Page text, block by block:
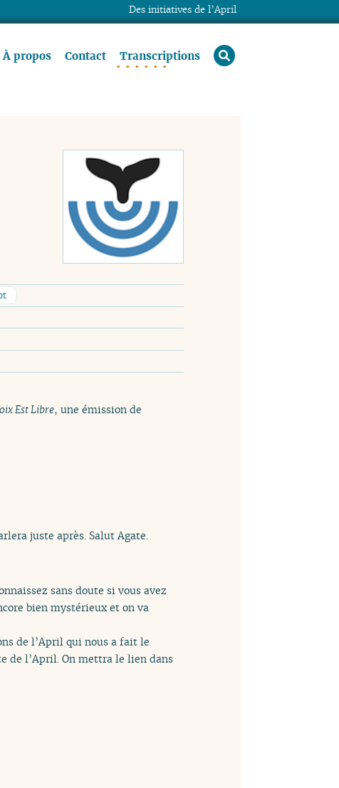
À propos Contact Transcriptions rechercher
Est Libre, une émission de
juste après. Salut Agate.
sans doute si vous avez
bien mystérieux et on va
de l’April qui nous a fait le
de l’April. On mettra le lien dans
Des initiatives de l’April